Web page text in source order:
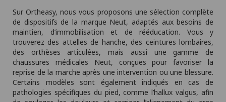
Sur Ortheasy, nous vous proposons une sélection complète
de dispositifs de la marque Neut, adaptés aux besoins de
maintien, d’immobilisation et de rééducation. Vous y
trouverez des attelles de hanche, des ceintures lombaires,
des orthèses articulées, mais aussi une gamme de
chaussures médicales Neut, conçues pour favoriser la
reprise de la marche après une intervention ou une blessure.
Certains modèles sont également indiqués en cas de
pathologies spécifiques du pied, comme l’hallux valgus, afin